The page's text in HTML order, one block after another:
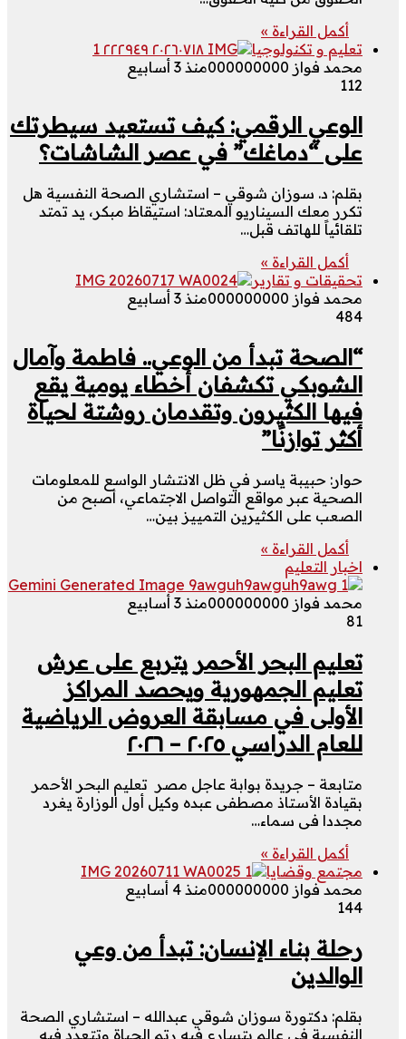
أكمل القراءة »
تعليم و تكنولوجيا
محمد فواز 000000000
منذ 3 أسابيع
112
الوعي الرقمي: كيف تستعيد سيطرتك
على “دماغك” في عصر الشاشات؟
بقلم: د. سوزان شوقي – استشاري الصحة النفسية هل
تكرر معك السيناريو المعتاد: استيقاظ مبكر، يد تمتد
تلقائياً للهاتف قبل…
أكمل القراءة »
تحقيقات و تقارير
محمد فواز 000000000
منذ 3 أسابيع
484
“الصحة تبدأ من الوعي.. فاطمة وآمال
الشوبكي تكشفان أخطاء يومية يقع
فيها الكثيرون وتقدمان روشتة لحياة
أكثر توازنًا”
حوار: حبيبة ياسر في ظل الانتشار الواسع للمعلومات
الصحية عبر مواقع التواصل الاجتماعي، أصبح من
الصعب على الكثيرين التمييز بين…
أكمل القراءة »
اخبار التعليم
محمد فواز 000000000
منذ 3 أسابيع
81
تعليم البحر الأحمر يتربع على عرش
تعليم الجمهورية ويحصد المراكز
الأولى في مسابقة العروض الرياضية
للعام الدراسي ٢٠٢٥ – ٢٠٢٦
متابعة – جريدة بوابة عاجل مصر تعليم البحر الأحمر
بقيادة الأستاذ مصطفى عبده وكيل أول الوزارة يغرد
مجددا فى سماء…
أكمل القراءة »
مجتمع وقضايا
محمد فواز 000000000
منذ 4 أسابيع
144
رحلة بناء الإنسان: تبدأ من وعي
الوالدين
بقلم: دكتورة سوزان شوقي عبدالله – استشاري الصحة
النفسية في عالم يتسارع فيه رتم الحياة وتتعدد فيه